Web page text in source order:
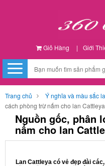
Giỏ Hàng | Giới
Trang chủ Ý nghĩa và màu sắc
cách phòng trừ nấm cho lan Cattleya
Nguồn gốc, phân
nấm cho lan
Lan Cattleya có vẻ đẹp đài